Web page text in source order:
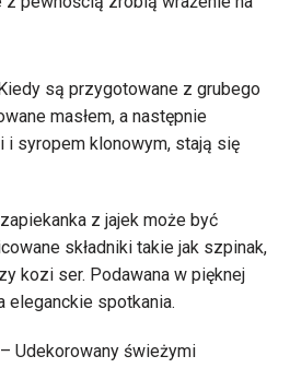
są przygotowane z grubego
masłem, a następnie
i syropem klonowym, stają się
z jajek może być
składniki takie jak szpinak,
kozi ser. Podawana w pięknej
eleganckie spotkania.
– Udekorowany świeżymi